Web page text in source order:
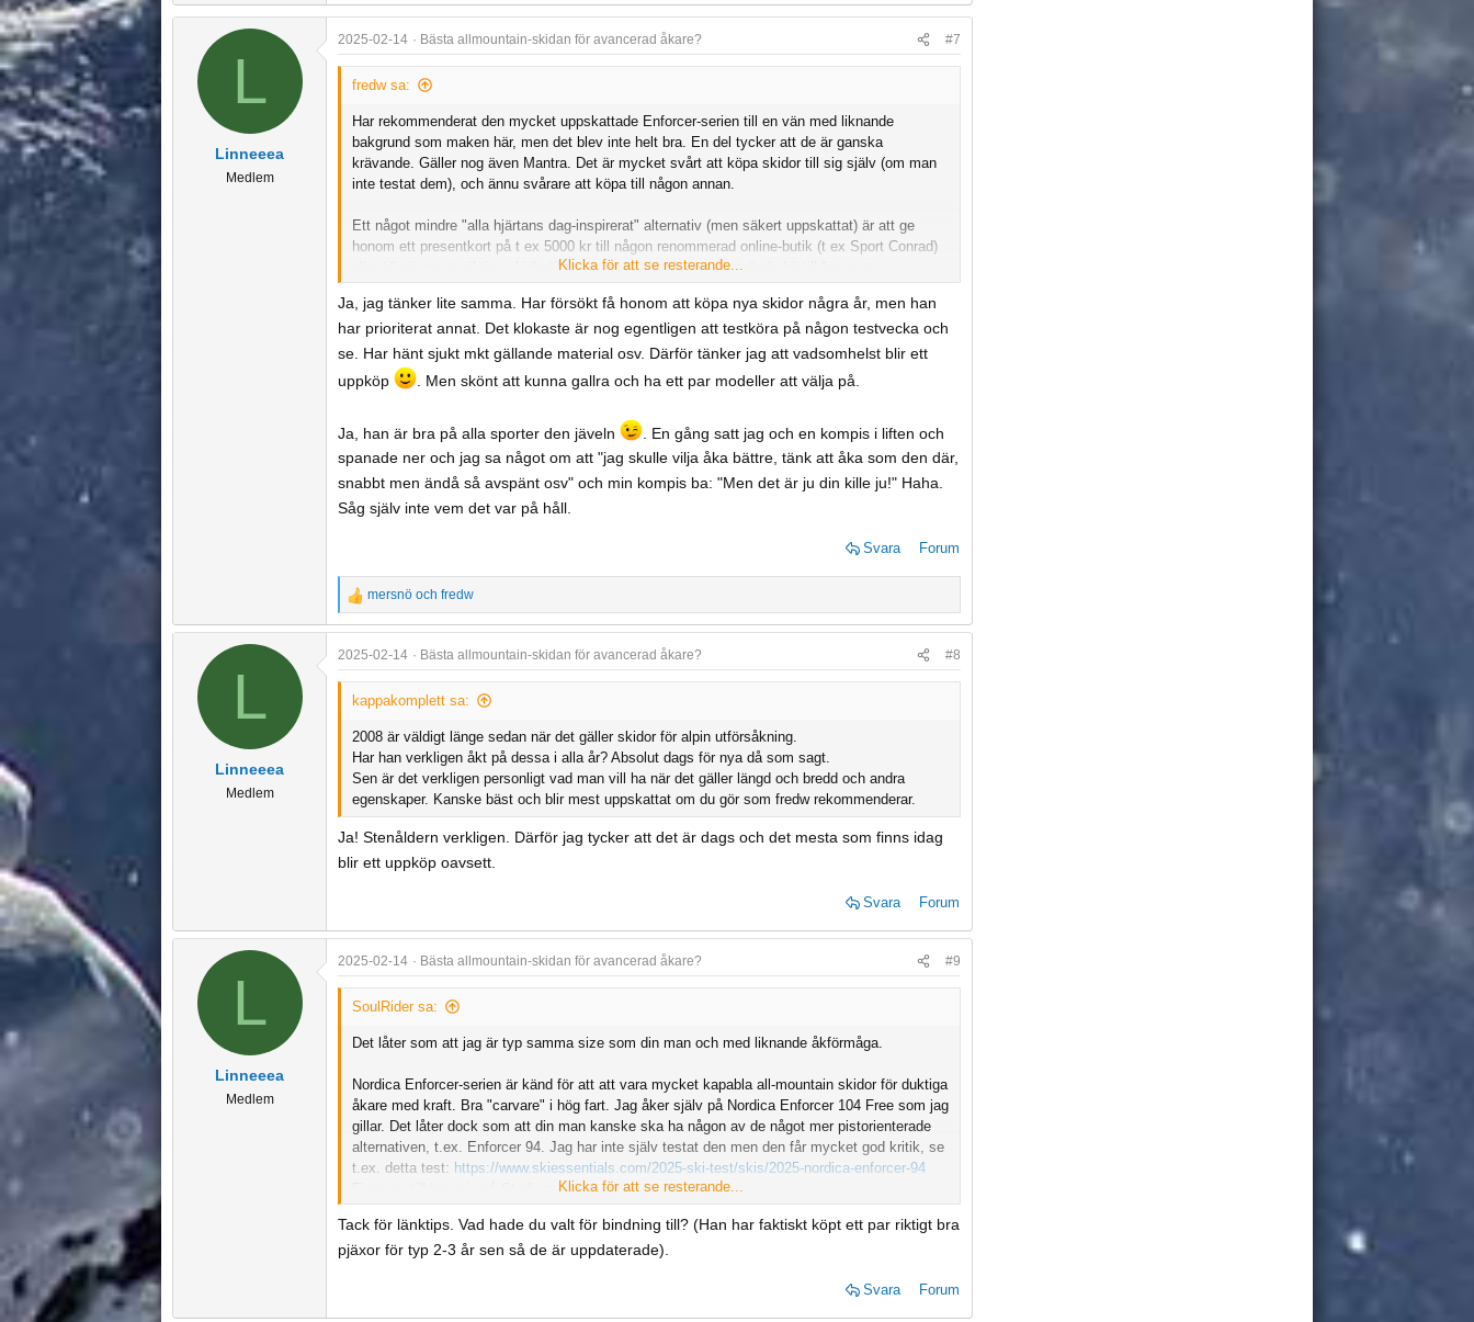
e
n
L
Linneeea
Medlem
2025-02-14 Bästa allmountain-skidan för avancerad åkare? #7
fredw sa:
Har rekommenderat den mycket uppskattade Enforcer-serien till en vän med liknande
bakgrund som maken här, men det blev inte helt bra. En del tycker att de är ganska
krävande. Gäller nog även Mantra. Det är mycket svårt att köpa skidor till sig själv (om man
inte testat dem), och ännu svårare att köpa till någon annan.
Ett något mindre "alla hjärtans dag-inspirerat" alternativ (men säkert uppskattat) är att ge
honom ett presentkort på t ex 5000 kr till någon renommerad online-butik (t ex Sport Conrad)
eller till närmaste riktiga skidbutik hemmavid. Sen kan ni återvända hit till forumet
tillsammans och diskutera olika förslag.
PS: Dagen till ära, låt honom verkligen veta att du tycker att han är "svinbra på att åka
skidor". Finns det något man hellre vill höra från sin partner?
Klicka för att se resterande...
Ja, jag tänker lite samma. Har försökt få honom att köpa nya skidor några år, men han
har prioriterat annat. Det klokaste är nog egentligen att testköra på någon testvecka och
se. Har hänt sjukt mkt gällande material osv. Därför tänker jag att vadsomhelst blir ett
uppköp
. Men skönt att kunna gallra och ha ett par modeller att välja på.
Ja, han är bra på alla sporter den jäveln
. En gång satt jag och en kompis i liften och
spanade ner och jag sa något om att "jag skulle vilja åka bättre, tänk att åka som den där,
snabbt men ändå så avspänt osv" och min kompis ba: "Men det är ju din kille ju!" Haha.
Såg själv inte vem det var på håll.
Svara Forum
R
e
a
c
mersnö och fredw
L
Linneeea
Medlem
2025-02-14 Bästa allmountain-skidan för avancerad åkare? #8
kappakomplett sa:
2008 är väldigt länge sedan när det gäller skidor för alpin utförsåkning.
Har han verkligen åkt på dessa i alla år? Absolut dags för nya då som sagt.
Sen är det verkligen personligt vad man vill ha när det gäller längd och bredd och andra
egenskaper. Kanske bäst och blir mest uppskattat om du gör som fredw rekommenderar.
Ja! Stenåldern verkligen. Därför jag tycker att det är dags och det mesta som finns idag
blir ett uppköp oavsett.
Svara Forum
L
Linneeea
Medlem
2025-02-14 Bästa allmountain-skidan för avancerad åkare? #9
SoulRider sa:
Det låter som att jag är typ samma size som din man och med liknande åkförmåga.
Nordica Enforcer-serien är känd för att att vara mycket kapabla all-mountain skidor för duktiga
åkare med kraft. Bra "carvare" i hög fart. Jag åker själv på Nordica Enforcer 104 Free som jag
gillar. Det låter dock som att din man kanske ska ha någon av de något mer pistorienterade
alternativen, t.ex. Enforcer 94. Jag har inte själv testat den men den får mycket god kritik, se
t.ex. detta test: https://www.skiessentials.com/2025-ski-test/skis/2025-nordica-enforcer-94
https://www.stadium.se/sport/alpint/alpinskidor/398174101/nordica.enforcer-94.blackJag hade
valt 185 cm längden givet att han är så lång själv och är en duktig åkare, samt inte är
fjäderlätt.
Klicka för att se resterande...
Tack för länktips. Vad hade du valt för bindning till? (Han har faktiskt köpt ett par riktigt bra
pjäxor för typ 2-3 år sen så de är uppdaterade).
Svara Forum